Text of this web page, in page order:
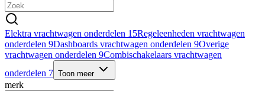
Elektra vrachtwagen onderdelen 15Regeleenheden vrachtwagen
onderdelen 9Dashboards vrachtwagen onderdelen 9Overige
vrachtwagen onderdelen 9Combischakelaars vrachtwagen
onderdelen 7 Toon meer
merk